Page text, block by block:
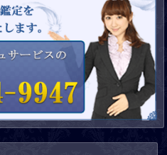
のでご自由にお使い下さい。
・お相手様の生年月日やお写真
可能となりますので、各占い師
、店舗にお問い合わせ下さい。
モ取りはお断りしておりますの